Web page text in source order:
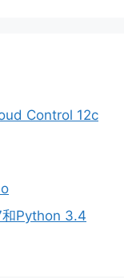
Control 12c
Python 3.4